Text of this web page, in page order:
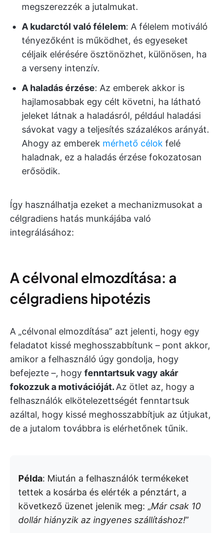
megszerezzék a jutalmukat.
A kudarctól való félelem: A félelem motiváló
tényezőként is működhet, és egyeseket
céljaik elérésére ösztönözhet, különösen, ha
a verseny intenzív.
A haladás érzése: Az emberek akkor is
hajlamosabbak egy célt követni, ha látható
jeleket látnak a haladásról, például haladási
sávokat vagy a teljesítés százalékos arányát.
Ahogy az emberek mérhető célok felé
haladnak, ez a haladás érzése fokozatosan
erősödik.
Így használhatja ezeket a mechanizmusokat a
célgradiens hatás munkájába való
integrálásához:
A célvonal elmozdítása: a
célgradiens hipotézis
A „célvonal elmozdítása” azt jelenti, hogy egy
feladatot kissé meghosszabbítunk – pont akkor,
amikor a felhasználó úgy gondolja, hogy
befejezte –, hogy fenntartsuk vagy akár
fokozzuk a motivációját. Az ötlet az, hogy a
felhasználók elkötelezettségét fenntartsuk
azáltal, hogy kissé meghosszabbítjuk az útjukat,
de a jutalom továbbra is elérhetőnek tűnik.
Példa: Miután a felhasználók termékeket
tettek a kosárba és elérték a pénztárt, a
következő üzenet jelenik meg: „Már csak 10
dollár hiányzik az ingyenes szállításhoz!”